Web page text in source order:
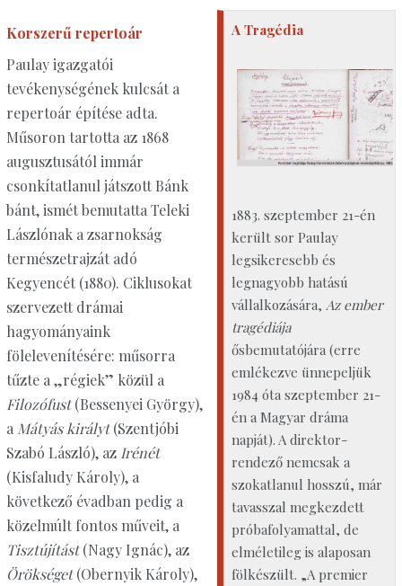
A Tragédia
1883. szeptember 21-én
került sor Paulay
legsikeresebb és
legnagyobb hatású
vállalkozására, Az ember
tragédiája
ősbemutatójára (erre
emlékezve ünnepeljük
1984 óta szeptember 21-
én a Magyar dráma
napját). A direktor-
rendező nemcsak a
szokatlanul hosszú, már
tavasszal megkezdett
próbafolyamattal, de
elméletileg is alaposan
fölkészült. „A premier
Korszerű repertoár
Paulay igazgatói
tevékenységének kulcsát a
repertoár építése adta.
Műsoron tartotta az 1868
augusztusától immár
csonkítatlanul játszott Bánk
bánt, ismét bemutatta Teleki
Lászlónak a zsarnokság
természetrajzát adó
Kegyencét (1880). Ciklusokat
szervezett drámai
hagyományaink
fölelevenítésére: műsorra
tűzte a „régiek” közül a
Filozófust(Bessenyei György),
a Mátyás királyt(Szentjóbi
Szabó László), az Irénét
(Kisfaludy Károly), a
következő évadban pedig a
közelmúlt fontos műveit, a
Tisztújítást(Nagy Ignác), az
Örökséget(Obernyik Károly),